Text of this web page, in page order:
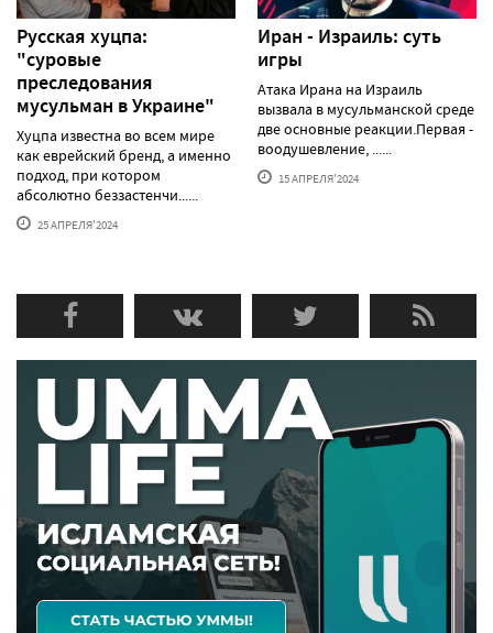
Русская хуцпа:
"суровые
преследования
мусульман в Украине"
Хуцпа известна во всем мире
как еврейский бренд, а именно
подход, при котором
абсолютно беззастенчи......
25 АПРЕЛЯ'2024
Иран - Израиль: суть
игры
Атака Ирана на Израиль
вызвала в мусульманской среде
две основные реакции.Первая -
воодушевление, ......
15 АПРЕЛЯ'2024